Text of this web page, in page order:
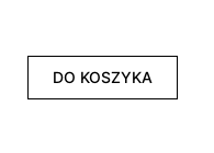
DO KOSZYKA